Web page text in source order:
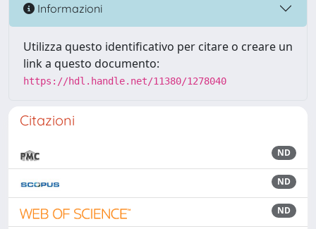
Informazioni
Utilizza questo identificativo per citare o creare un
link a questo documento:
https://hdl.handle.net/11380/1278040
Citazioni
ND
ND
ND